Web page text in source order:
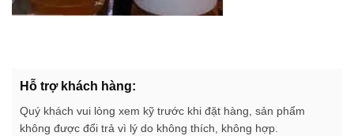
Hỗ trợ khách hàng:
Quý khách vui lòng xem kỹ trước khi đặt hàng, sản phẩm
không được đổi trả vì lý do không thích, không hợp.